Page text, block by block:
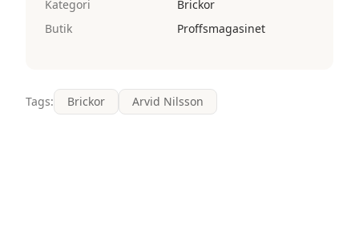
Kategori
Brickor
Butik
Proffsmagasinet
Tags: Brickor Arvid Nilsson